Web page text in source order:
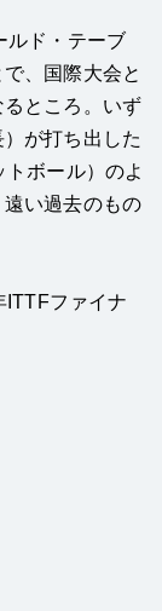
ド・テーブ
、国際大会と
ところ。いず
が打ち出した
トボール）のよ
い過去のもの
ファイナ